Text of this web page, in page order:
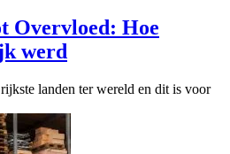
Overvloed: Hoe
werd
landen ter wereld en dit is voor